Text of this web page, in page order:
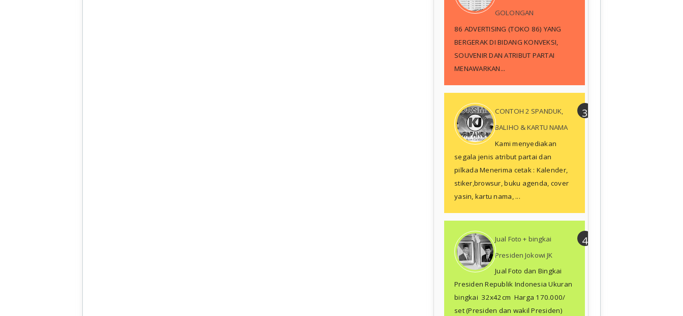
GOLONGAN
86 ADVERTISING (TOKO 86) YANG
BERGERAK DI BIDANG KONVEKSI,
SOUVENIR DAN ATRIBUT PARTAI
MENAWARKAN...
CONTOH 2 SPANDUK,
BALIHO & KARTU NAMA
Kami menyediakan
segala jenis atribut partai dan
pilkada Menerima cetak : Kalender,
stiker,browsur, buku agenda, cover
yasin, kartu nama, ...
Jual Foto + bingkai
Presiden Jokowi JK
Jual Foto dan Bingkai
Presiden Republik Indonesia Ukuran
bingkai 32x42cm Harga 170.000/
set (Presiden dan wakil Presiden)